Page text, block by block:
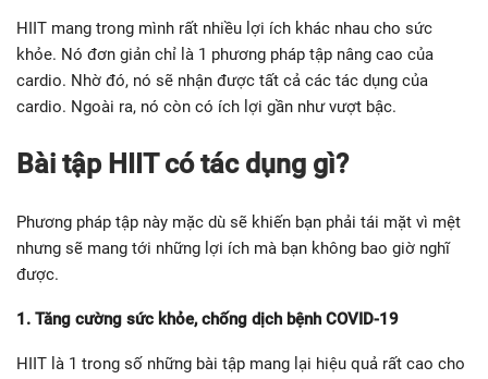
HIIT mang trong mình rất nhiều lợi ích khác nhau cho sức
khỏe. Nó đơn giản chỉ là 1 phương pháp tập nâng cao của
cardio. Nhờ đó, nó sẽ nhận được tất cả các tác dụng của
cardio. Ngoài ra, nó còn có ích lợi gần như vượt bậc.
Bài tập HIIT có tác dụng gì?
Phương pháp tập này mặc dù sẽ khiến bạn phải tái mặt vì mệt
nhưng sẽ mang tới những lợi ích mà bạn không bao giờ nghĩ
được.
1. Tăng cường sức khỏe, chống dịch bệnh COVID-19
HIIT là 1 trong số những bài tập mang lại hiệu quả rất cao cho